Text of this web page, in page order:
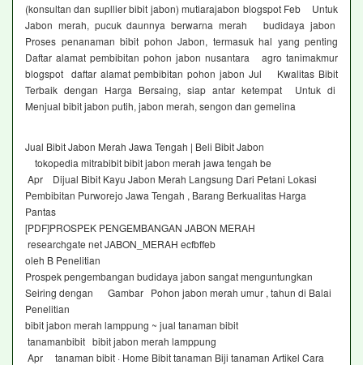
(konsultan dan supllier bibit jabon) mutiarajabon blogspot Feb Untuk
Jabon merah, pucuk daunnya berwarna merah budidaya jabon
Proses penanaman bibit pohon Jabon, termasuk hal yang penting
Daftar alamat pembibitan pohon jabon nusantara agro tanimakmur
blogspot daftar alamat pembibitan pohon jabon Jul Kwalitas Bibit
Terbaik dengan Harga Bersaing, siap antar ketempat Untuk di
Menjual bibit jabon putih, jabon merah, sengon dan gemelina
Jual Bibit Jabon Merah Jawa Tengah | Beli Bibit Jabon
tokopedia mitrabibit bibit jabon merah jawa tengah be
Apr Dijual Bibit Kayu Jabon Merah Langsung Dari Petani Lokasi
Pembibitan Purworejo Jawa Tengah , Barang Berkualitas Harga
Pantas
[PDF]PROSPEK PENGEMBANGAN JABON MERAH
researchgate net JABON_MERAH ecfbffeb
oleh B Penelitian
Prospek pengembangan budidaya jabon sangat menguntungkan
Seiring dengan Gambar Pohon jabon merah umur , tahun di Balai
Penelitian
bibit jabon merah lamppung ~ jual tanaman bibit
tanamanbibit bibit jabon merah lamppung
Apr tanaman bibit · Home Bibit tanaman Biji tanaman Artikel Cara